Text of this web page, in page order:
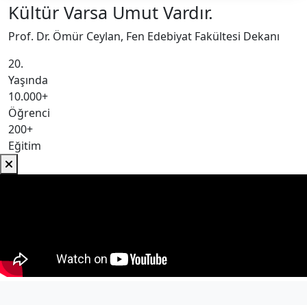
Kültür Varsa Umut Vardır.
Prof. Dr. Ömür Ceylan, Fen Edebiyat Fakültesi Dekanı
20.
Yaşında
10.000+
Öğrenci
200+
Eğitim